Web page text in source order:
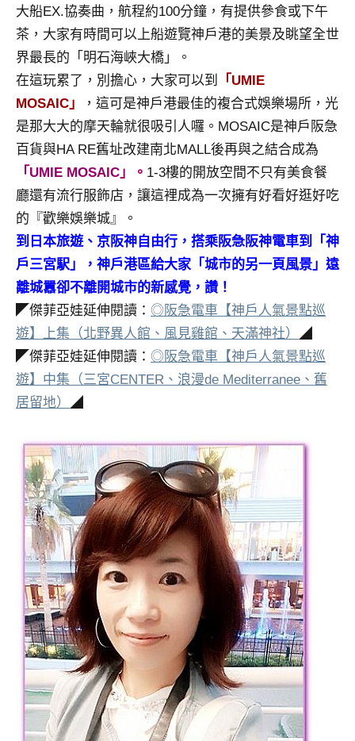
欄、
觀
局
合
作
達
人
象。
★
大船EX.協奏曲，航程約100分鐘，有提供參食或下午
茶，大家有時間可以上船遊覽神戶港的美景及眺望全世
界最長的「明石海峽大橋」。
在這玩累了，別擔心，大家可以到
「UMIE
MOSAIC」
，這可是神戶港最佳的複合式娛樂場所，光
是那大大的摩天輪就很吸引人囉。MOSAIC是神戶阪急
百貨與HA RE舊址改建南北MALL後再與之結合成為
「UMIE MOSAIC」。 1-3樓的開放空間不只有美食餐
廳還有流行服飾店，讓這裡成為一次擁有好看好逛好吃
的『歡樂娛樂城』。
到日本旅遊、京阪神自由行，搭乘阪急阪神電車到「神
戶三宮駅」，神戶港區給大家「城市的另一頁風景」遠
離城囂卻不離開城市的新感覺，讚！
◤傑菲亞娃延伸閱讀： ◎阪急電車【神戶人氣景點巡
遊】上集（北野異人館、風見雞館、天滿神社）
◢
◤傑菲亞娃延伸閱讀： ◎阪急電車【神戶人氣景點巡
遊】中集（三宮CENTER、浪漫de Mediterranee、舊
居留地）
◢